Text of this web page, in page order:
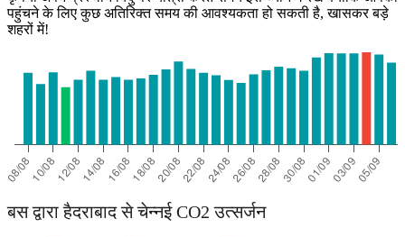
पहुंचने के लिए कुछ अतिरिक्त समय की आवश्यकता हो सकती है, खासकर बड़े
शहरों में!
बस द्वारा हैदराबाद से चेन्नई CO2 उत्सर्जन